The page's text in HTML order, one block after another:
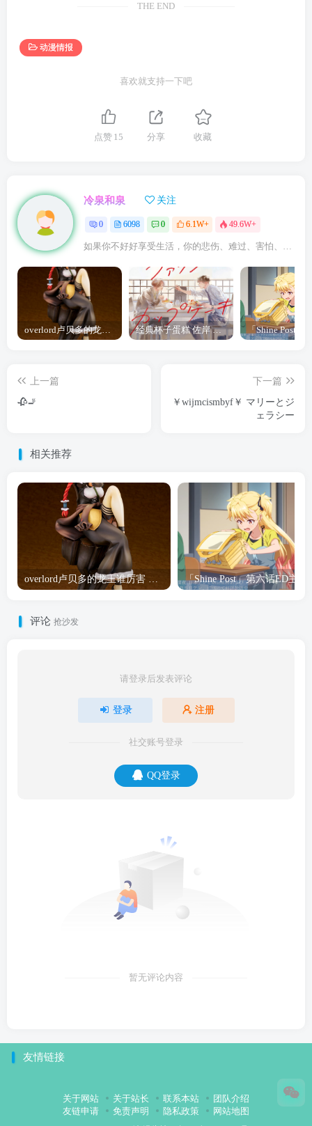
THE END
动漫情报
喜欢就支持一下吧
点赞 15 分享 收藏
冷泉和泉 关注
0 6098 0 6.1W+ 49.6W+
经典杯子蛋糕 佐岸 漫画「经典杯子蛋糕」宣布真人日剧化
上一篇
🥀🚬
下一篇
￥wijmcismbyf￥ マリーとジ
ェラシー
相关推荐
评论 抢沙发
请登录后发表评论
登录 注册
社交账号登录
QQ登录
暂无评论内容
友情链接
关于网站 关于站长 联系本站
团队介绍
友链申请
免责声明 隐私政策 网站地图